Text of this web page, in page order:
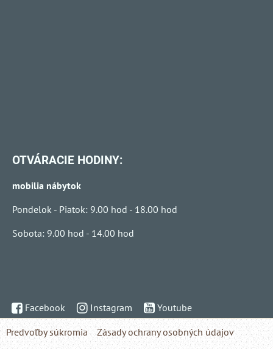
OTVÁRACIE HODINY:
mobilia nábytok
Pondelok - Piatok: 9.00 hod - 18.00 hod
Sobota: 9.00 hod - 14.00 hod
Facebook Instagram
Youtube
Predvoľby súkromia
Zásady ochrany osobných údajov